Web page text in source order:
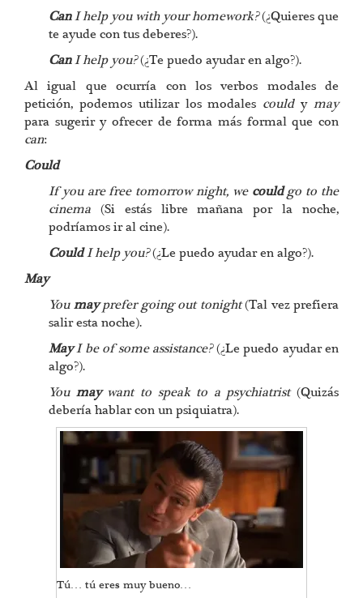
CanI help you with your homework?(¿Quieres que
te ayude con tus deberes?).
CanI help you?(¿Te puedo ayudar en algo?).
Al igual que ocurría con los verbos modales de
petición, podemos utilizar los modales couldymay
para sugerir y ofrecer de forma más formal que con
can:
Could
If you are free tomorrow night, we couldgo to the
cinema (Si estás libre mañana por la noche,
podríamos ir al cine).
CouldI help you?(¿Le puedo ayudar en algo?).
May
Youmayprefer going out tonight(Tal vez prefiera
salir esta noche).
MayI be of some assistance?(¿Le puedo ayudar en
algo?).
You maywant to speak to a psychiatrist (Quizás
debería hablar con un psiquiatra).
Tú… tú eres muy bueno…